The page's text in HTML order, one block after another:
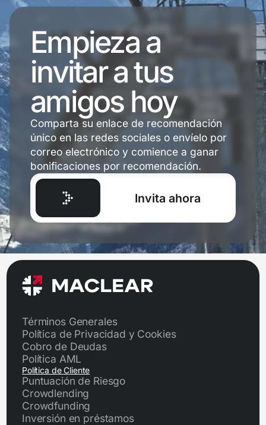
Empieza a
invitar a tus
amigos hoy
Comparta su enlace de recomendación
único en las redes sociales o envíelo por
correo electrónico y comience a ganar
bonificaciones por recomendación.
Invita ahora
Términos Generales
Política de Privacidad y Cookies
Cobro de Deudas
Política AML
Política de Cliente
Puntuación de Riesgo
Crowdlending
Crowdfunding
Inversión en préstamos